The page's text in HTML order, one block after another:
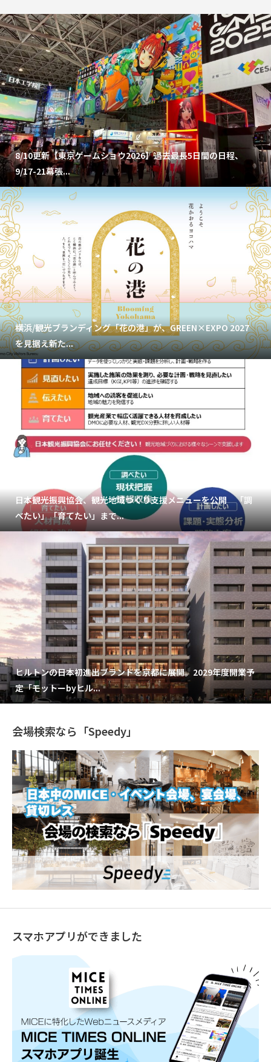
8/10更新【東京ゲームショウ2026】過去最長5日間の日程、
9/17-21幕張...
横浜/観光ブランディング「花の港」が、GREEN×EXPO 2027
を見据え新た...
日本観光振興協会、観光地域づくり支援メニューを公開 「調
べたい」「育てたい」まで...
ヒルトンの日本初進出ブランドを京都に展開。2029年度開業予
定「モットーbyヒル...
会場検索なら「Speedy」
スマホアプリができました